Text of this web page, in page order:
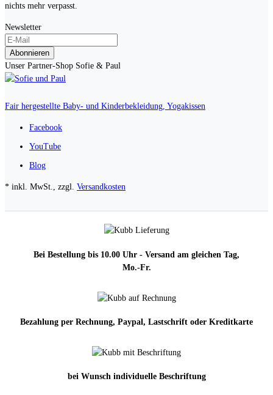
nichts mehr verpasst.
Newsletter
Abonnieren
Unser Partner-Shop Sofie & Paul
Fair hergestellte Baby- und Kinderbekleidung, Yogakissen
Facebook
YouTube
Blog
* inkl. MwSt., zzgl. Versandkosten
Bei Bestellung bis 10.00 Uhr - Versand am gleichen Tag,
Mo.-Fr.
Bezahlung per Rechnung, Paypal, Lastschrift oder Kreditkarte
bei Wunsch individuelle Beschriftung